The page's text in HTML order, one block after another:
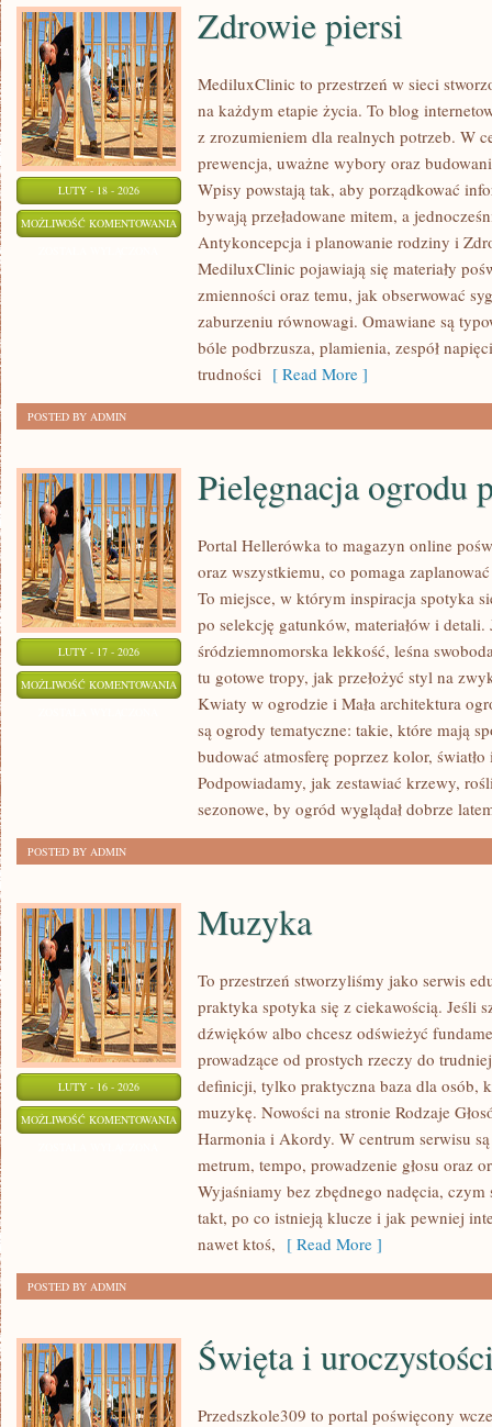
LUTY - 18 - 2026
MOŻLIWOŚĆ KOMENTOWANIA ZDROWIE
PIERSI
Zdrowie piersi
MediluxClinic to przestrzeń w sieci
na każdym etapie życia. To blog
z zrozumieniem dla realnych potrzeb. W
prewencja, uważne wybory oraz
Wpisy powstają tak, aby porządkować
bywają przeładowane mitem, a
Antykoncepcja i planowanie rodziny i
MediluxClinic pojawiają się materiały
zmienności oraz temu, jak obserwować
zaburzeniu równowagi. Omawiane są
bóle podbrzusza, plamienia, zespół
trudności [ Read More ]
POSTED BY ADMIN
LUTY - 17 - 2026
MOŻLIWOŚĆ KOMENTOWANIA PIELĘGNACJA
OGRODU
PRZEZ
CAŁY
ROK
Pielęgnacja ogrodu
Portal Hellerówka to magazyn online
oraz wszystkiemu, co pomaga
To miejsce, w którym inspiracja spotyka
po selekcję gatunków, materiałów i detali.
śródziemnomorska lekkość, leśna
tu gotowe tropy, jak przełożyć styl na
Kwiaty w ogrodzie i Mała architektura
są ogrody tematyczne: takie, które mają
budować atmosferę poprzez kolor,
Podpowiadamy, jak zestawiać krzewy,
sezonowe, by ogród wyglądał dobrze
POSTED BY ADMIN
LUTY - 16 - 2026
MOŻLIWOŚĆ KOMENTOWANIA MUZYKA
Muzyka
To przestrzeń stworzyliśmy jako serwis
praktyka spotyka się z ciekawością. Jeśli
dźwięków albo chcesz odświeżyć
prowadzące od prostych rzeczy do
definicji, tylko praktyczna baza dla osób,
muzykę. Nowości na stronie Rodzaje
Harmonia i Akordy. W centrum serwisu
metrum, tempo, prowadzenie głosu oraz
Wyjaśniamy bez zbędnego nadęcia,
takt, po co istnieją klucze i jak pewniej
nawet ktoś, [ Read More ]
POSTED BY ADMIN
Święta i
Przedszkole309 to portal poświęcony